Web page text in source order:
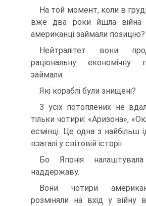
На той момент, коли в
вже два роки йшла війна
американці займали позицію?
Нейтралітет вони
раціональну еконо­мічну
займали.
Які кораблі були знищені?
З усіх потоплених не
тільки чо­тири: «Аризона»,
есмінці. Це одна з найбільш
взагалі у світовій історії.
Бо Японія
наддержаву.
Вони чотири
розміняли на вхід у війну